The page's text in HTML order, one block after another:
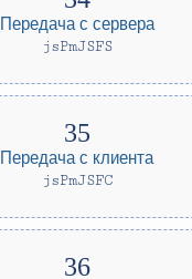
Передача с сервера
jsPmJSFS
Передача с клиента
jsPmJSFC